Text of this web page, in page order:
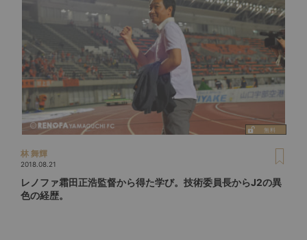
林 舞輝
2018.08.21
レノファ霜田正浩監督から得た学び。技術委員長からJ2の異
色の経歴。